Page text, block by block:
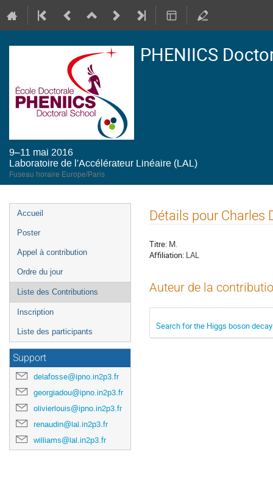
PHENIICS
9–11 mai 2016
Laboratoire de l'Accélérateur Linéaire (LAL)
Fuseau horaire Europe/Paris
Menu
de
Accueil
Poster
Appel à contribution
Ordre du jour
Liste des Contributions
Inscription
Liste des participants
Support
delafosse@ipno.in2p3.fr
georgiadou@ipno.in2p3.fr
olivierlouis@ipno.in2p3.fr
renaudin@lal.in2p3.fr
williams@lal.in2p3.fr
Détails pour Charles
Titre: M.
Affiliation: LAL
Auteur de la
Search for the Higgs boson